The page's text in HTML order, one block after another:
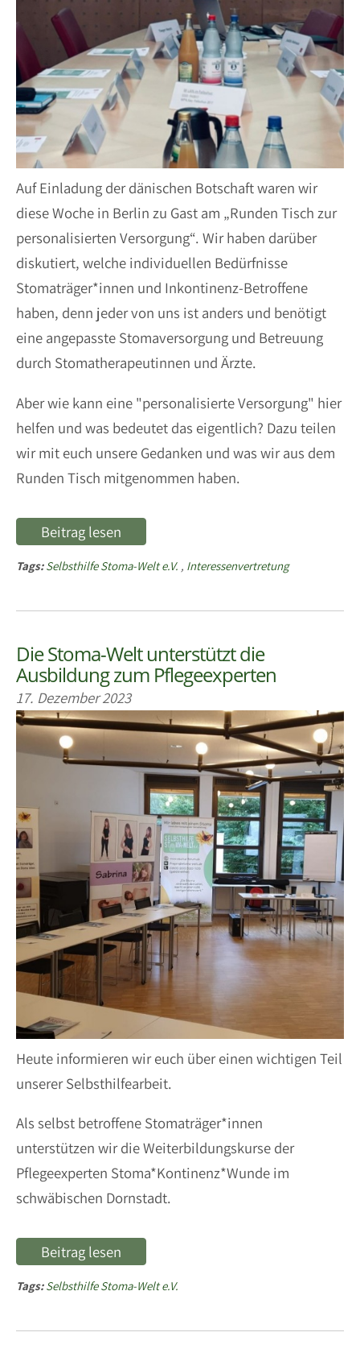
Auf Einladung der dänischen Botschaft waren wir
diese Woche in Berlin zu Gast am „Runden Tisch zur
personalisierten Versorgung“. Wir haben darüber
diskutiert, welche individuellen Bedürfnisse
Stomaträger*innen und Inkontinenz-Betroffene
haben, denn jeder von uns ist anders und benötigt
eine angepasste Stomaversorgung und Betreuung
durch Stomatherapeutinnen und Ärzte.
Aber wie kann eine "personalisierte Versorgung" hier
helfen und was bedeutet das eigentlich? Dazu teilen
wir mit euch unsere Gedanken und was wir aus dem
Runden Tisch mitgenommen haben.
Beitrag lesen
Tags:Selbsthilfe Stoma-Welt e.V. , Interessenvertretung
Die Stoma-Welt unterstützt die
Ausbildung zum Pflegeexperten
17. Dezember 2023
Heute informieren wir euch über einen wichtigen Teil
unserer Selbsthilfearbeit.
Als selbst betroffene Stomaträger*innen
unterstützen wir die Weiterbildungskurse der
Pflegeexperten Stoma*Kontinenz*Wunde im
schwäbischen Dornstadt.
Beitrag lesen
Tags:Selbsthilfe Stoma-Welt e.V.